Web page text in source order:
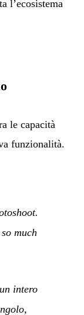
l’ecosistema
le capacità
funzionalità.
much
intero